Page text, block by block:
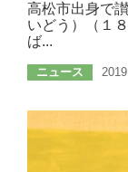
高松市出身で
いどう）（１
ば...
ニュース